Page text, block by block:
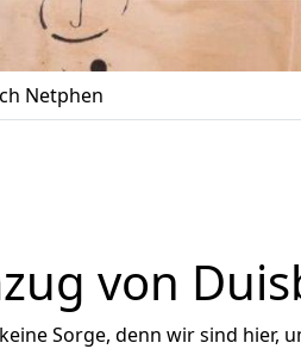
Netphen
von
Sorge, denn wir sind hier,